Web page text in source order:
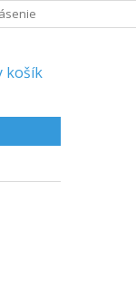
košík